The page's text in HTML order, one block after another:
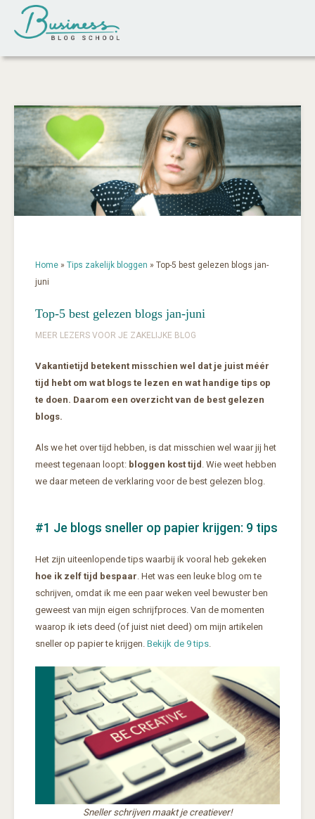
Home » Tips zakelijk bloggen » Top-5 best gelezen blogs jan-
juni
Top-5 best gelezen blogs jan-juni
MEER LEZERS VOOR JE ZAKELIJKE BLOG
Vakantietijd betekent misschien wel dat je juist méér
tijd hebt om wat blogs te lezen en wat handige tips op
te doen. Daarom een overzicht van de best gelezen
blogs.
Als we het over tijd hebben, is dat misschien wel waar jij het
meest tegenaan loopt: bloggen kost tijd . Wie weet hebben
we daar meteen de verklaring voor de best gelezen blog.
#1 Je blogs sneller op papier krijgen: 9 tips
Het zijn uiteenlopende tips waarbij ik vooral heb gekeken
hoe ik zelf tijd bespaar. Het was een leuke blog om te
schrijven, omdat ik me een paar weken veel bewuster ben
geweest van mijn eigen schrijfproces. Van de momenten
waarop ik iets deed (of juist niet deed) om mijn artikelen
sneller op papier te krijgen. Bekijk de 9 tips.
Sneller schrijven maakt je creatiever!